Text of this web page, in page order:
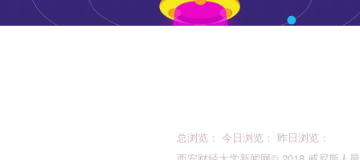
总浏览： 今日浏览： 昨日浏览：